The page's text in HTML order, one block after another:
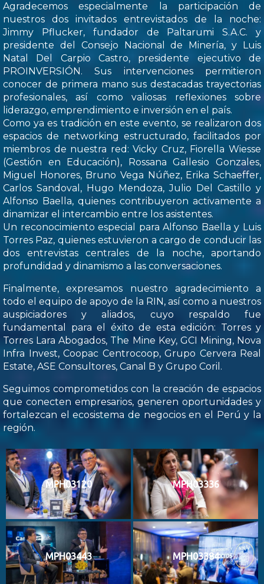
Agradecemos especialmente la participación de
nuestros dos invitados entrevistados de la noche:
Jimmy Pflucker, fundador de Paltarumi S.A.C. y
presidente del Consejo Nacional de Minería, y Luis
Natal Del Carpio Castro, presidente ejecutivo de
PROINVERSIÓN. Sus intervenciones permitieron
conocer de primera mano sus destacadas trayectorias
profesionales, así como valiosas reflexiones sobre
liderazgo, emprendimiento e inversión en el país.
Como ya es tradición en este evento, se realizaron dos
espacios de networking estructurado, facilitados por
miembros de nuestra red: Vicky Cruz, Fiorella Wiesse
(Gestión en Educación), Rossana Gallesio Gonzales,
Miguel Honores, Bruno Vega Núñez, Erika Schaeffer,
Carlos Sandoval, Hugo Mendoza, Julio Del Castillo y
Alfonso Baella, quienes contribuyeron activamente a
dinamizar el intercambio entre los asistentes.
Un reconocimiento especial para Alfonso Baella y Luis
Torres Paz, quienes estuvieron a cargo de conducir las
dos entrevistas centrales de la noche, aportando
profundidad y dinamismo a las conversaciones.
Finalmente, expresamos nuestro agradecimiento a
todo el equipo de apoyo de la RIN, así como a nuestros
auspiciadores y aliados, cuyo respaldo fue
fundamental para el éxito de esta edición: Torres y
Torres Lara Abogados, The Mine Key, GCI Mining, Nova
Infra Invest, Coopac Centrocoop, Grupo Cervera Real
Estate, ASE Consultores, Canal B y Grupo Coril.
Seguimos comprometidos con la creación de espacios
que conecten empresarios, generen oportunidades y
fortalezcan el ecosistema de negocios en el Perú y la
región.
MPH03120 MPH03336
MPH03443 MPH03384